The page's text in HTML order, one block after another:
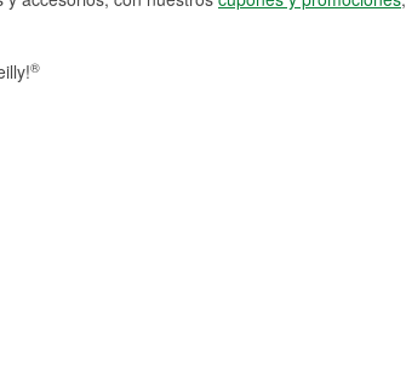
®